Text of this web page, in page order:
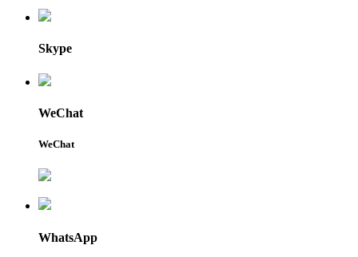
Skype
WeChat
WeChat
WhatsApp